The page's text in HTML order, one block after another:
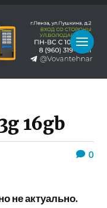
16gb
0
не актуально.